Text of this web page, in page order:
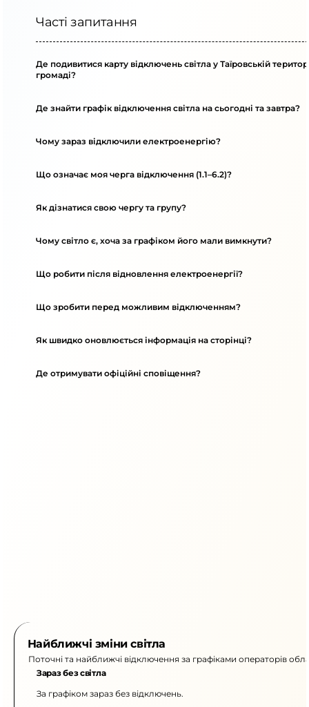
Часті запитання
Де подивитися карту відключень світла у Таїровській
громаді?
Де знайти графік відключення світла на сьогодні та завтра?
Чому зараз відключили електроенергію?
Що означає моя черга відключення (1.1–6.2)?
Як дізнатися свою чергу та групу?
Чому світло є, хоча за графіком його мали вимкнути?
Що робити після відновлення електроенергії?
Що зробити перед можливим відключенням?
Як швидко оновлюється інформація на сторінці?
Де отримувати офіційні сповіщення?
Найближчі зміни світла
Поточні та найближчі відключення за графіками операторів
Зараз без світла
За графіком зараз без відключень.